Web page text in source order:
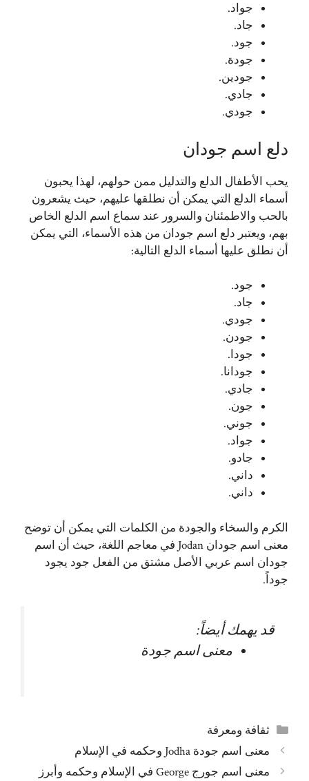
جواد.
جاد.
جود.
جودة.
جودين.
جادي.
جودي.
دلع اسم جودان
يحب الأطفال الدلع والتدليل ممن حولهم، لهذا يحبون
أسماء الدلع التي يمكن أن نطلقها عليهم، حيث يشعرون
بالحب والاطمئنان والسرور عند سماع اسم الدلع الخاص
بهم، ويعتبر دلع اسم جودان من هذه الأسماء، التي يمكن
أن نطلق عليها أسماء الدلع التالية:
جود.
جاد.
جودي.
جودن.
جودا.
جودانا.
جادي.
جون.
جوني.
جواد.
جادو.
داني.
داني.
الكرم والسخاء والجودة من الكلمات التي يمكن أن توضح
معنى اسم جودان Jodan في معاجم اللغة، حيث أن اسم
جودان اسم عربي الأصل مشتق من الفعل جود يجود
جوداً.
قد يهمك أيضاً:
معنى اسم جودة
التصنيفات
ثقافة ومعرفة
معنى اسم جودة Jodha وحكمه في الإسلام
معنى اسم جورج George في الإسلام وحكمه وأبرز